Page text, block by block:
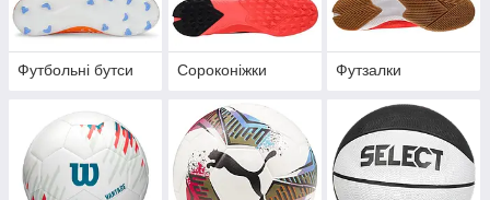
Футбольні бутси Сороконіжки Футзалки